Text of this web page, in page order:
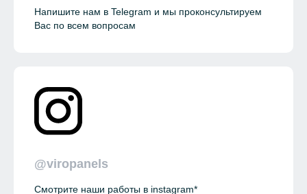
Напишите нам в Telegram и мы проконсультируем
Вас по всем вопросам
@viropanels
Смотрите наши работы в instagram*